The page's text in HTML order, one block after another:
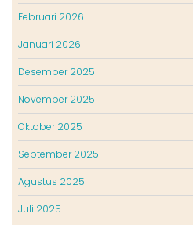
Februari 2026
Januari 2026
Desember 2025
November 2025
Oktober 2025
September 2025
Agustus 2025
Juli 2025